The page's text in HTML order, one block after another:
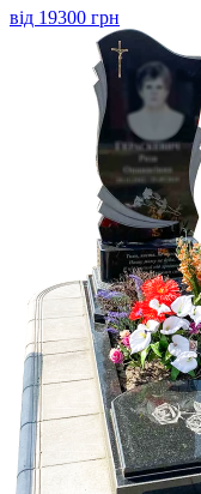
від 19300 грн